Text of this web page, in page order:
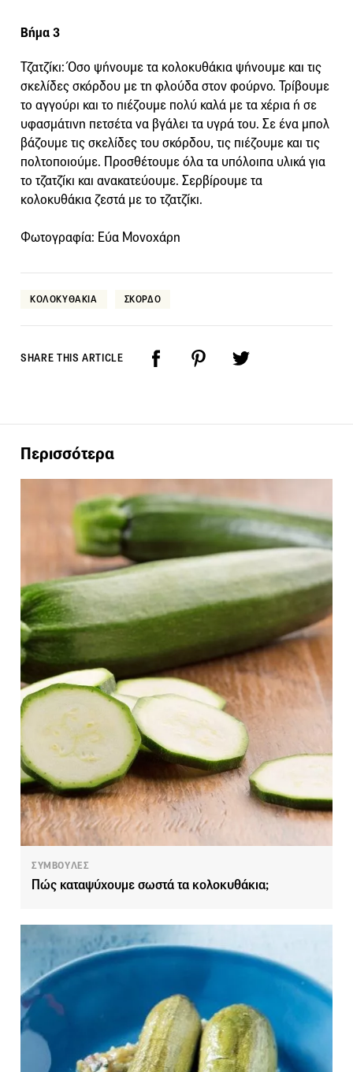
Βήμα 3
Τζατζίκι: Όσο ψήνουμε τα κολοκυθάκια ψήνουμε και τις
σκελίδες σκόρδου με τη φλούδα στον φούρνο. Τρίβουμε
το αγγούρι και το πιέζουμε πολύ καλά με τα χέρια ή σε
υφασμάτινη πετσέτα να βγάλει τα υγρά του. Σε ένα μπολ
βάζουμε τις σκελίδες του σκόρδου, τις πιέζουμε και τις
πολτοποιούμε. Προσθέτουμε όλα τα υπόλοιπα υλικά για
το τζατζίκι και ανακατεύουμε. Σερβίρουμε τα
κολοκυθάκια ζεστά με το τζατζίκι.
Φωτογραφία: Εύα Μονοχάρη
ΚΟΛΟΚΥΘΑΚΙΑ ΣΚΟΡΔΟ
SHARE THIS ARTICLE
Περισσότερα
ΣΥΜΒΟΥΛΕΣ
Πώς καταψύχουμε σωστά τα κολοκυθάκια;